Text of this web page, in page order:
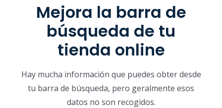
Mejora la barra de
búsqueda de tu
tienda online
Hay mucha información que puedes obter desde
tu barra de búsqueda, pero geralmente esos
datos no son recogidos.